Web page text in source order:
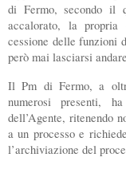
di Fermo, secondo il
accalorato, la
cessione delle funzioni
però mai lasciarsi
Il Pm di Fermo, a
numerosi presenti,
dell’Agente, ritenendo
a un processo e
l’archiviazione del